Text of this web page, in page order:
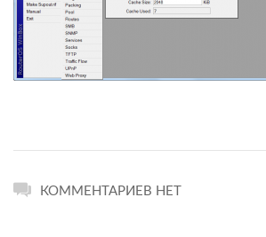
КОММЕНТАРИЕВ НЕТ